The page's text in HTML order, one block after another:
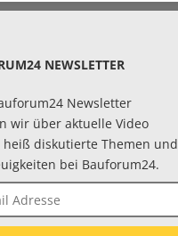
NEWSLETTER
Newsletter
wir über aktuelle Video
heiß diskutierte Themen und
bei Bauforum24.